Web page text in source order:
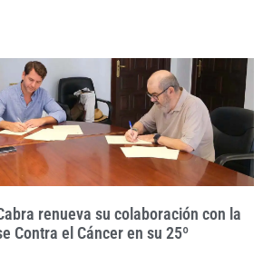
renueva su colaboración con la
Contra el Cáncer en su 25º